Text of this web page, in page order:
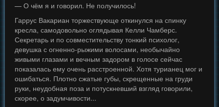
— О чём я и говорил. Не получилось!
Гаррус Вакариан торжествующе откинулся на спинку
кресла, самодовольно оглядывая Келли Чамберс.
Секретарь и по совместительству тонкий психолог,
девушка с огненно-рыжими волосами, необычайно
живыми глазами и вечным задором в голосе сейчас
показалась ему очень расстроенной. Хотя турианец мог и
ошибаться. Плотно сжатые губы, скрещенные на груди
руки, неудобная поза и потускневший взгляд говорили,
скорее, о задумчивости...